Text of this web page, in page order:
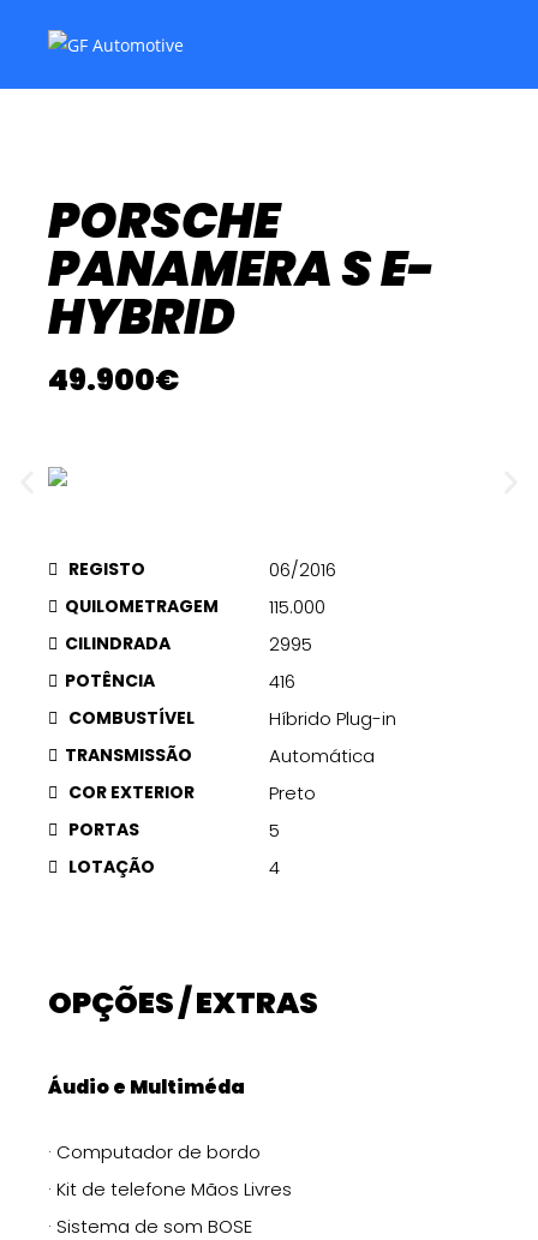
PORSCHE
PANAMERA S E-
HYBRID
49.900€
REGISTO
QUILOMETRAGEM
CILINDRADA
POTÊNCIA
COMBUSTÍVEL
TRANSMISSÃO
COR EXTERIOR
PORTAS
LOTAÇÃO
06/2016
115.000
2995
416
Híbrido Plug-in
Automática
Preto
5
4
OPÇÕES / EXTRAS
Áudio e Multiméda
· Computador de bordo
· Kit de telefone Mãos Livres
· Sistema de som BOSE